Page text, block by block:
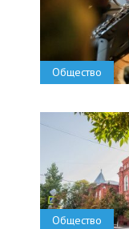
Общество
Общество